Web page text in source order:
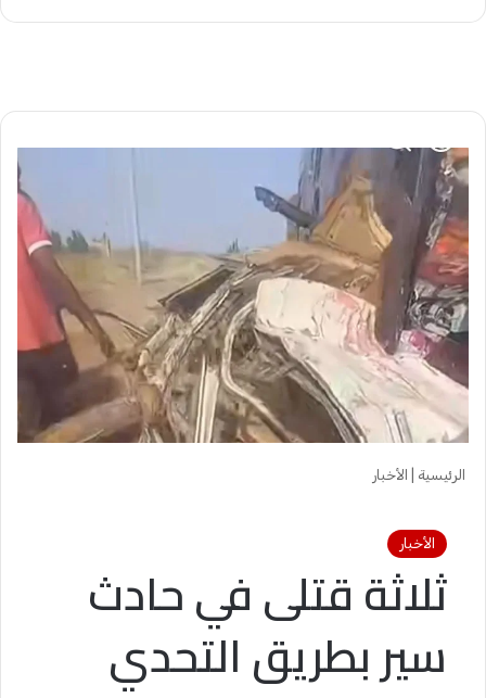
الرئيسية الأخبار
الأخبار
ثلاثة قتلى في حادث
سير بطريق التحدي